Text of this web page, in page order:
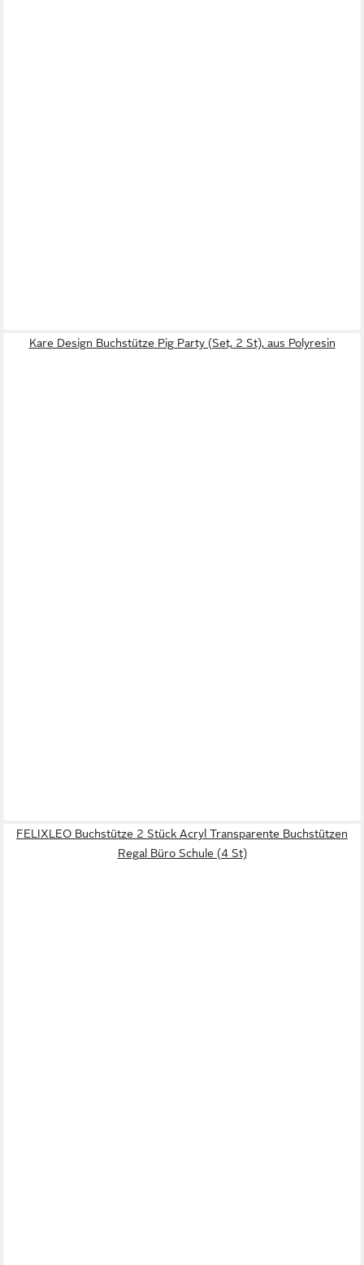
Kare Design Buchstütze Pig Party (Set, 2 St), aus Polyresin
FELIXLEO Buchstütze 2 Stück Acryl Transparente Buchstützen
Regal Büro Schule (4 St)